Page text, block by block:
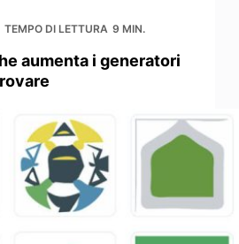
TEMPO DI LETTURA 9 MIN.
aumenta i generatori